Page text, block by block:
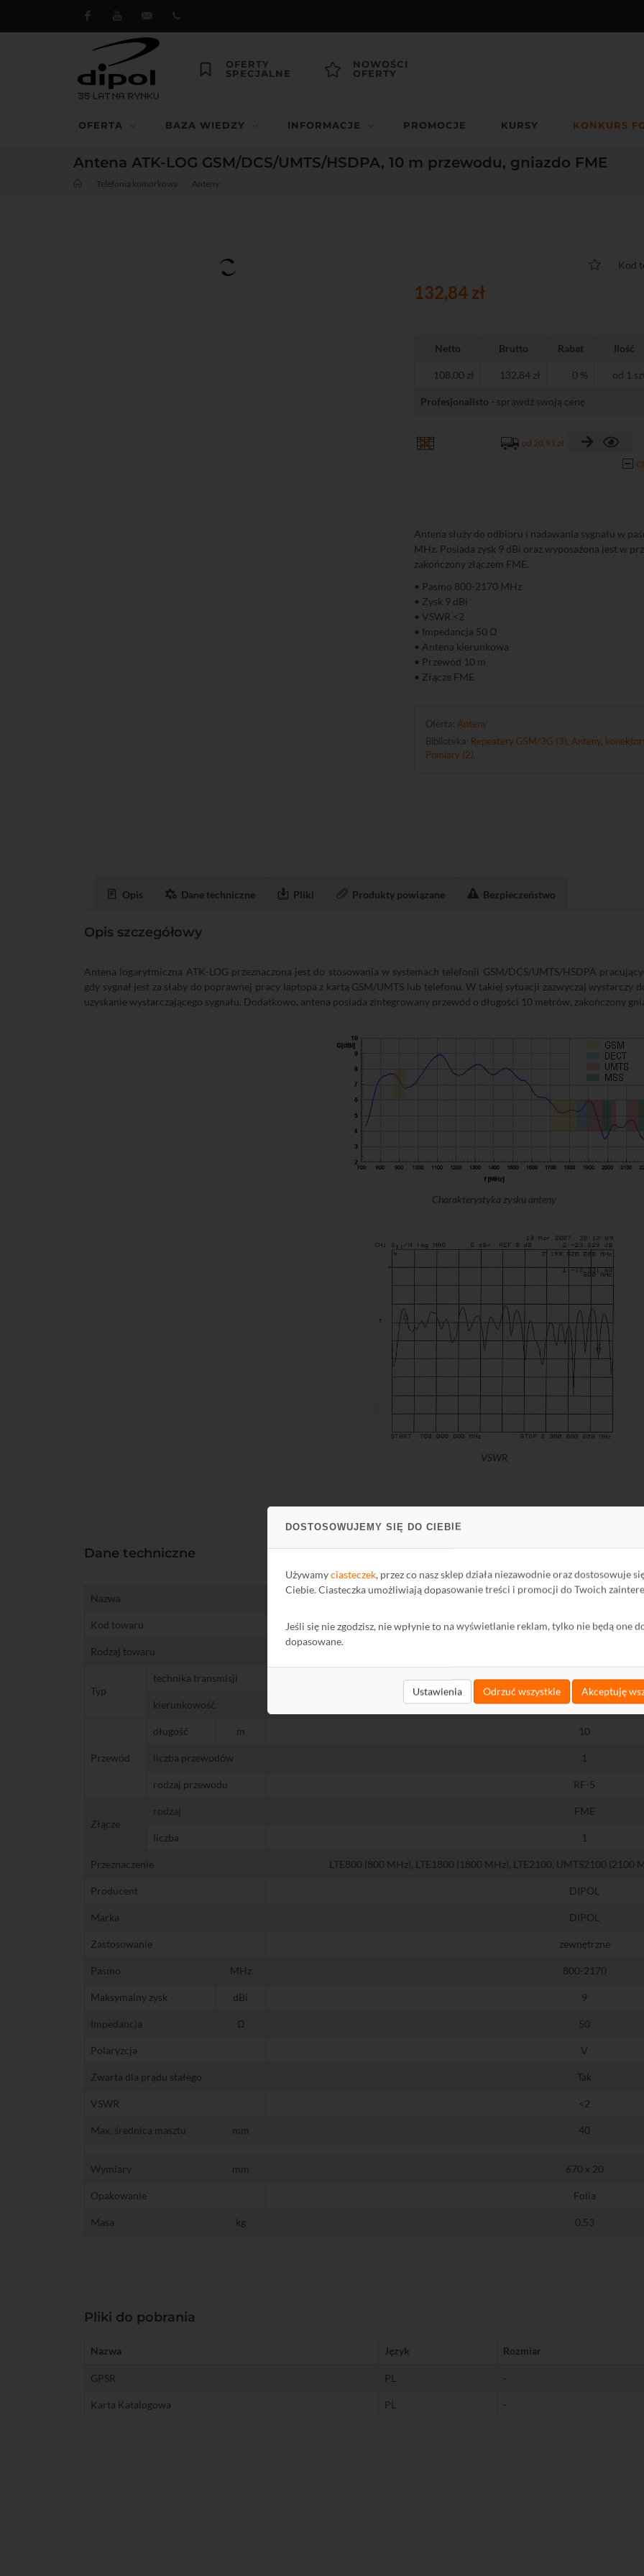
DOSTOSOWUJEMY SIĘ DO CIEBIE
Używamyciasteczek, przez co nasz sklep działa niezawodnie oraz dostosowuje
Ciebie. Ciasteczka umożliwiają dopasowanie treści i promocji do Twoich
Jeśli się nie zgodzisz, nie wpłynie to na wyświetlanie reklam, tylko nie będą one
dopasowane.
Ustawienia Odrzuć wszystkie Akceptuję
FacebookYoutube dipol@dipol.com.pl
OFERTY
SPECJALNE
NOWOŚCI
OFERTY
OFERTA BAZA WIEDZY INFORMACJE PROMOCJE KURSY KONKURS
Antena ATK-LOG GSM/DCS/UMTS/HSDPA, 10 m przewodu, gniazdo FME
Telefonia komórkowa Anteny
Kod
132,84 zł
Netto Brutto Rabat Ilość
108,00 zł 132,84 zł 0 % od 1
Profesjonalisto - sprawdź swoją cenę
od 20,91 zł
Antena służy do odbioru i nadawania sygnału w
MHz. Posiada zysk 9 dBi oraz wyposażona jest w
zakończony złączem FME.
• Pasmo 800-2170 MHz
• Zysk 9 dBi
• VSWR <2
• Impedancja 50 Ω
• Antena kierunkowa
• Przewód 10 m
• Złącze FME
Oferta: Anteny
Biblioteka: Repeatery GSM/3G (3) Anteny,
Pomiary (2)
Opis Dane techniczne Pliki Produkty powiązane Bezpieczeństwo
Opis szczegółowy
Antena logarytmiczna ATK-LOG przeznaczona jest do stosowania w systemach telefonii GSM/DCS/UMTS/HSDPA
gdy sygnał jest za słaby do poprawnej pracy laptopa z kartą GSM/UMTS lub telefonu. W takiej sytuacji zazwyczaj wystarczy
uzyskanie wystarczającego sygnału. Dodatkowo, antena posiada zintegrowany przewód o długości 10 metrów, zakończony
Charakterystyka zysku anteny
VSWR
Dane techniczne
Nazwa Antena ATK-LOG
Kod towaru A7040_10
Rodzaj towaru
Typ
technika transmisji antena SISO
kierunkowość kierunkowa
Przewód
długość m 10
liczba przewodów 1
rodzaj przewodu RF-5
Złącze
rodzaj FME
liczba 1
Przeznaczenie LTE800 (800 MHz), LTE1800 (1800 MHz), LTE2100, UMTS2100 (2100
Producent DIPOL
Marka DIPOL
Zastosowanie zewnętrzne
Pasmo MHz 800-2170
Maksymalny zysk dBi 9
Impedancja Ω 50
Polaryzcja V
Zwarta dla prądu stałego Tak
VSWR <2
Max. średnica masztu mm 40
Wymiary mm 670 x 20
Opakowanie Folia
Masa kg 0,53
Pliki do pobrania
Nazwa Język Rozmiar
GPSR PL -
Karta Katalogowa PL -